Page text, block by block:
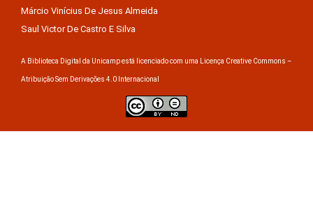
Márcio Vinícius De Jesus Almeida
Saul Victor De Castro E Silva
A Biblioteca Digital da Unicamp está licenciado com uma Licença Creative Commons –
Atribuição Sem Derivações 4.0 Internacional